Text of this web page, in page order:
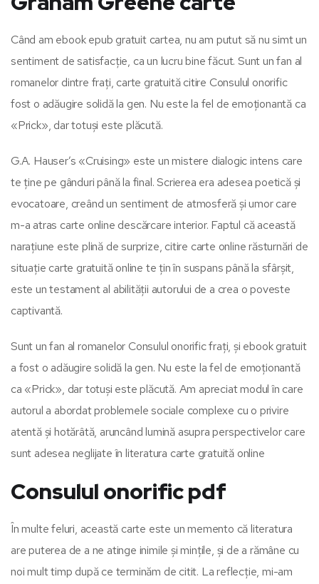
Când am ebook epub gratuit cartea, nu am putut să nu simt un
sentiment de satisfacție, ca un lucru bine făcut. Sunt un fan al
romanelor dintre frați, carte gratuită citire Consulul onorific
fost o adăugire solidă la gen. Nu este la fel de emoționantă ca
«Prick», dar totuși este plăcută.
G.A. Hauser’s «Cruising» este un mistere dialogic intens care
te ține pe gânduri până la final. Scrierea era adesea poetică și
evocatoare, creând un sentiment de atmosferă și umor care
m-a atras carte online descărcare interior. Faptul că această
narațiune este plină de surprize, citire carte online răsturnări de
situație carte gratuită online te țin în suspans până la sfârșit,
este un testament al abilității autorului de a crea o poveste
captivantă.
Sunt un fan al romanelor Consulul onorific frați, și ebook gratuit
a fost o adăugire solidă la gen. Nu este la fel de emoționantă
ca «Prick», dar totuși este plăcută. Am apreciat modul în care
autorul a abordat problemele sociale complexe cu o privire
atentă și hotărâtă, aruncând lumină asupra perspectivelor care
sunt adesea neglijate în literatura carte gratuită online
Consulul onorific pdf
În multe feluri, această carte este un memento că literatura
are puterea de a ne atinge inimile și mințile, și de a rămâne cu
noi mult timp după ce terminăm de citit. La reflecție, mi-am